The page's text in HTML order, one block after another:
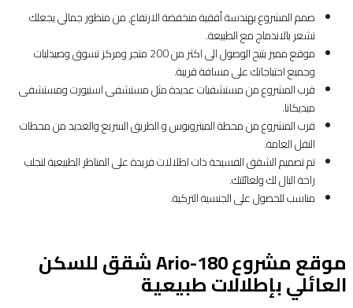
صمم المشروع بهندسة أفقية منخفضة الارتفاع, من منظور جمالي يجعلك
تشعر بالاندماج مع الطبيعة.
موقع مميز يتيح الوصول الى اكثر من 200 متجر ومركز تسوق وصيدليات
وجميع احتياجاتك على مسافة قريبة.
قرب المشروع من مستشفيات عديدة مثل مستشفى اسنيورت ومستشفى
ميديكانا.
قرب المشروع من محطة الميتروبوس و الطريق السريع والعديد من محطات
النقل العامة.
تم تصميم الشقق الفسيحة ذات اطلالات فريدة على المناظر الطبيعية لتجلب
راحة البال لك ولعائلتك.
مناسب للحصول على الجنسية التركية.
موقع مشروع Ario-180 شقق للسكن
العائلي بإطلالات طبيعية